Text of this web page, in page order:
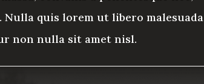
Nulla quis lorem ut libero malesuada
non nulla sit amet nisl.